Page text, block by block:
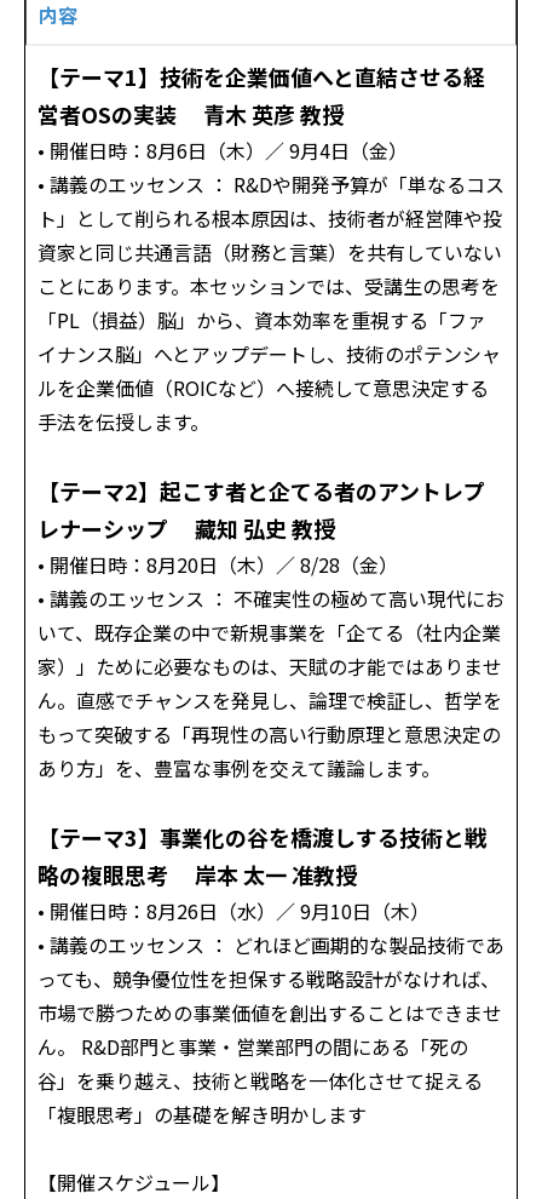
内容
【テーマ1】技術を企業価値へと直結させる経
営者OSの実装 青木 英彦 教授
• 開催日時：8月6日（木）／ 9月4日（金）
• 講義のエッセンス ： R&Dや開発予算が「単なるコス
ト」として削られる根本原因は、技術者が経営陣や投
資家と同じ共通言語（財務と言葉）を共有していない
ことにあります。本セッションでは、受講生の思考を
「PL（損益）脳」から、資本効率を重視する「ファ
イナンス脳」へとアップデートし、技術のポテンシャ
ルを企業価値（ROICなど）へ接続して意思決定する
手法を伝授します。
【テーマ2】起こす者と企てる者のアントレプ
レナーシップ 藏知 弘史 教授
• 開催日時：8月20日（木）／ 8/28（金）
• 講義のエッセンス ： 不確実性の極めて高い現代にお
いて、既存企業の中で新規事業を「企てる（社内企業
家）」ために必要なものは、天賦の才能ではありませ
ん。直感でチャンスを発見し、論理で検証し、哲学を
もって突破する「再現性の高い行動原理と意思決定の
あり方」を、豊富な事例を交えて議論します。
【テーマ3】事業化の谷を橋渡しする技術と戦
略の複眼思考 岸本 太一 准教授
• 開催日時：8月26日（水）／ 9月10日（木）
• 講義のエッセンス ： どれほど画期的な製品技術であ
っても、競争優位性を担保する戦略設計がなければ、
市場で勝つための事業価値を創出することはできませ
ん。 R&D部門と事業・営業部門の間にある「死の
谷」を乗り越え、技術と戦略を一体化させて捉える
「複眼思考」の基礎を解き明かします
【開催スケジュール】